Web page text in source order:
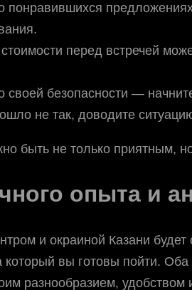
перед встречей
своей безопасности —
не так, доводите
быть не только приятным,
опыта и
и окраиной Казани
вы готовы пойти.
разнообразием, удобством